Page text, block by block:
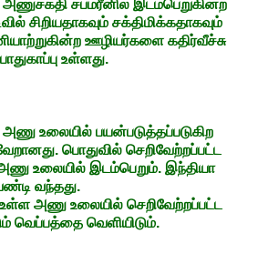
சப்மரீனில் இடம்பெறுகின்ற
சிறியதாகவும் சக்திமிக்கதாகவும்
ஊழியர்களை கதிர்வீச்சு
உள்ளது.
உலையில் பயன்படுத்தப்படுகிற
பொதுவில் செறிவேற்றப்பட்ட
உலையில் இடம்பெறும். இந்தியா
வந்தது.
அணு உலையில் செறிவேற்றப்பட்ட
வெப்பத்தை வெளியிடும்.